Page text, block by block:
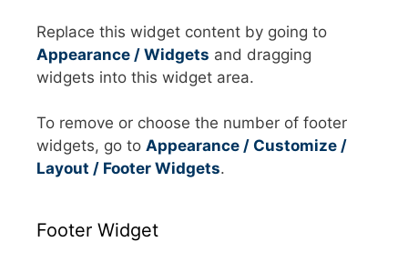
Replace this widget content by going to
Appearance / Widgets and dragging
widgets into this widget area.
To remove or choose the number of footer
widgets, go to Appearance / Customize /
Layout / Footer Widgets.
Footer Widget